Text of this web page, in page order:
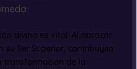
divina es vital. Al abrazar
Ser Superior, contribuyen
transformación de la